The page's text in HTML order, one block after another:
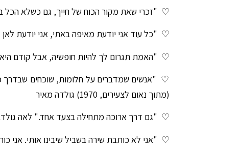
♡ "זכרי שאת מקור הכוח של חייך, גם כשלא
♡ "כל עוד אני יודעת מאיפה באתי, אני יודעת
♡ "האמת תגרום לך להיות חופשיה, אבל קודם היא
♡ "אנשים שמדברים על חלומות, שוכחים
(מתוך נאום לצעירים, 1970) גולדה מאיר
♡ "גם דרך ארוכה מתחילה בצעד אחד." לאה
♡ "אני לא כותבת שירה בשביל שיבינו אותי. אני